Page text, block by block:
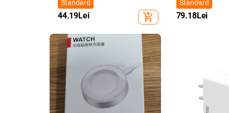
Standard
44.19Lei add_shopping_cart
Standard
79.18Lei